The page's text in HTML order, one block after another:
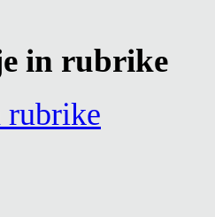
in rubrike
rubrike